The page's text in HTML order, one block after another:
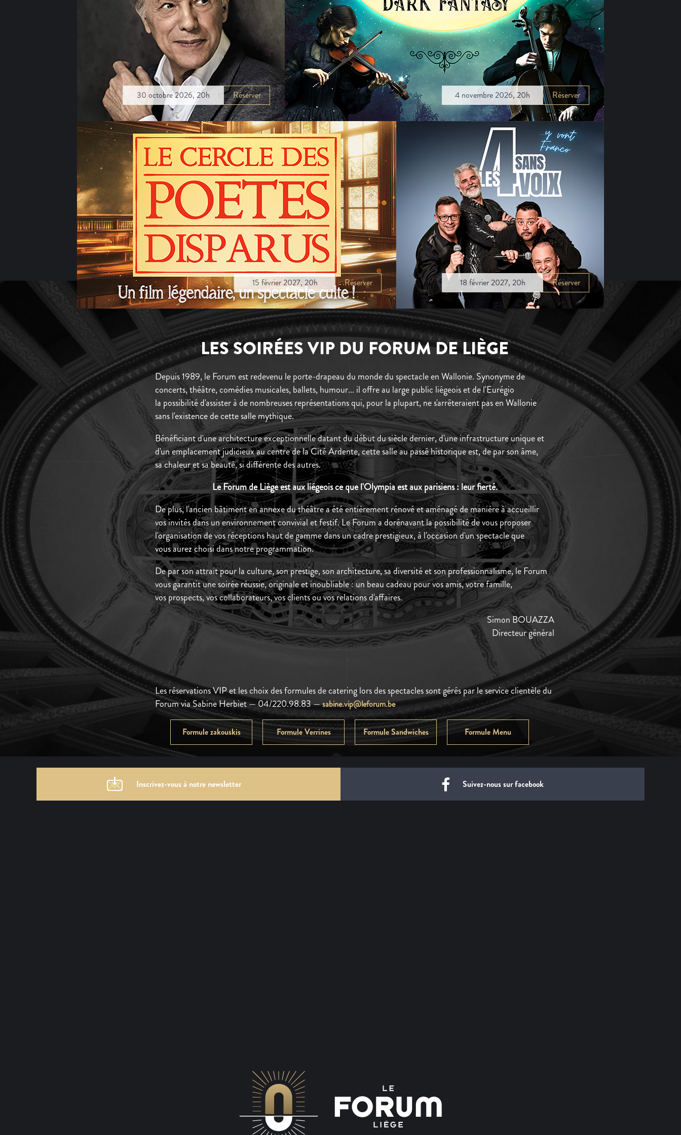
LES SOIRÉES VIP DU FORUM DE LIÈGE
Depuis 1989, le Forum est redevenu le porte-drapeau du monde du spectacle en Wallonie. Synonyme de
concerts, théâtre, comédies musicales, ballets, humour... il offre au large public liégeois et de l'Eurégio
la possibilité d'assister à de nombreuses représentations qui, pour la plupart, ne s'arrêteraient pas en Wallonie
sans l'existence de cette salle mythique.
Bénéficiant d'une architecture exceptionnelle datant du début du siècle dernier, d'une infrastructure unique et
d'un emplacement judicieux au centre de la Cité Ardente, cette salle au passé historique est, de par son âme,
sa chaleur et sa beauté, si différente des autres.
Le Forum de Liège est aux liégeois ce que l'Olympia est aux parisiens : leur fierté.
De plus, l'ancien bâtiment en annexe du théâtre a été entièrement rénové et aménagé de manière à accueillir
vos invités dans un environnement convivial et festif. Le Forum a dorénavant la possibilité de vous proposer
l'organisation de vos réceptions haut de gamme dans un cadre prestigieux, à l'occasion d'un spectacle que
vous aurez choisi dans notre programmation.
De par son attrait pour la culture, son prestige, son architecture, sa diversité et son professionnalisme, le Forum
vous garantit une soirée réussie, originale et inoubliable : un beau cadeau pour vos amis, votre famille,
vos prospects, vos collaborateurs, vos clients ou vos relations d'affaires.
Simon BOUAZZA
Directeur général
Les réservations VIP et les choix des formules de catering lors des spectacles sont gérés par le service clientèle du
Forum via Sabine Herbiet — 04/220.98.83 —sabine.vip@leforum.be
Formule zakouskis Formule Verrines Formule Sandwiches Formule Menu
Inscrivez-vous à notre newsletter Suivez-nous sur facebook
30 octobre 2026, 20h Réserver 4 novembre 2026, 20h Réserver
15 février 2027, 20h Réserver 18 février 2027, 20h Réserver